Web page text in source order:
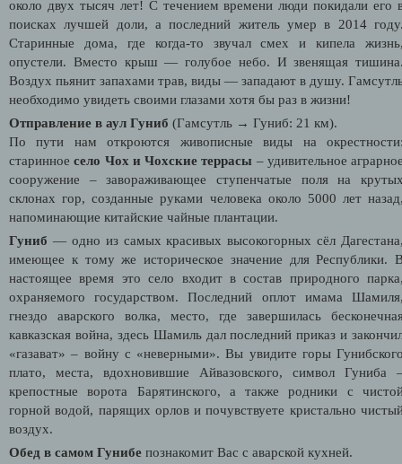
около двух тысяч лет! С течением времени люди покидали его
поисках лучшей доли, а последний житель умер в 2014
Старинные дома, где когда-то звучал смех и кипела
опустели. Вместо крыш — голубое небо. И звенящая
Воздух пьянит запахами трав, виды — западают в душу.
необходимо увидеть своими глазами хотя бы раз в жизни!
Отправление в аул Гуниб (Гамсутль → Гуниб: 21 км).
По пути нам откроются живописные виды на
старинноесело Чох и Чохские террасы – удивительное
сооружение – завораживающее ступенчатые поля на
склонах гор, созданные руками человека около 5000 лет
напоминающие китайские чайные плантации.
Гуниб — одно из самых красивых высокогорных сёл
имеющее к тому же историческое значение для Республики.
настоящее время это село входит в состав природного
охраняемого государством. Последний оплот имама
гнездо аварского волка, место, где завершилась
кавказская война, здесь Шамиль дал последний приказ и
«газават» – войну с «неверными». Вы увидите горы
плато, места, вдохновившие Айвазовского, символ Гуниба
крепостные ворота Барятинского, а также родники с
горной водой, парящих орлов и почувствуете кристально
воздух.
Обед в самом Гунибе познакомит Вас с аварской кухней.